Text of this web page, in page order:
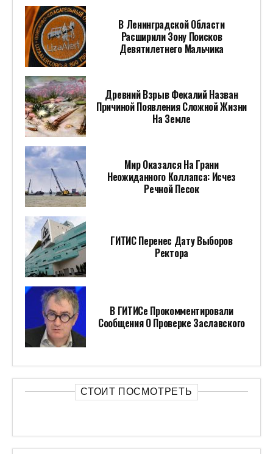
В Ленинградской Области
Расширили Зону Поисков
Девятилетнего Мальчика
Древний Взрыв Фекалий Назван
Причиной Появления Сложной Жизни
На Земле
Мир Оказался На Грани
Неожиданного Коллапса: Исчез
Речной Песок
ГИТИС Перенес Дату Выборов
Ректора
В ГИТИСе Прокомментировали
Сообщения О Проверке Заславского
СТОИТ ПОСМОТРЕТЬ